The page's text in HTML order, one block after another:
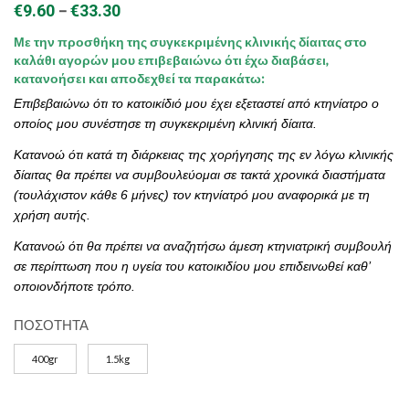
€9.60 –€33.30Price
range:
€9.60
through
Με την προσθήκη της συγκεκριμένης κλινικής δίαιτας στο
καλάθι αγορών μου επιβεβαιώνω ότι έχω διαβάσει,
κατανοήσει και αποδεχθεί τα παρακάτω:
Επιβεβαιώνω ότι το κατοικίδιό μου έχει εξεταστεί από κτηνίατρο ο
οποίος μου συνέστησε τη συγκεκριμένη κλινική δίαιτα.
Κατανοώ ότι κατά τη διάρκειας της χορήγησης της εν λόγω κλινικής
δίαιτας θα πρέπει να συμβουλεύομαι σε τακτά χρονικά διαστήματα
(τουλάχιστον κάθε 6 μήνες) τον κτηνίατρό μου αναφορικά με τη
χρήση αυτής.
Κατανοώ ότι θα πρέπει να αναζητήσω άμεση κτηνιατρική συμβουλή
σε περίπτωση που η υγεία του κατοικιδίου μου επιδεινωθεί καθ’
οποιονδήποτε τρόπο.
ΠΟΣΟΤΗΤΑ
400gr 1.5kg